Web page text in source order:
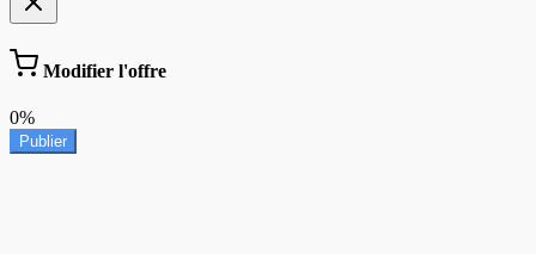
Modifier l'offre
0%
Publier